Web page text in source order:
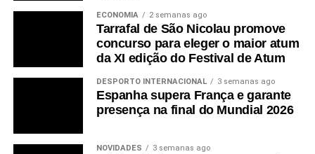
ECONOMIA 2 semanas ago
Tarrafal de São Nicolau promove
concurso para eleger o maior atum
da XI edição do Festival de Atum
DESPORTO INTERNACIONAL 3 semanas ago
Espanha supera França e garante
presença na final do Mundial 2026
NOVIDADES 3 semanas ago